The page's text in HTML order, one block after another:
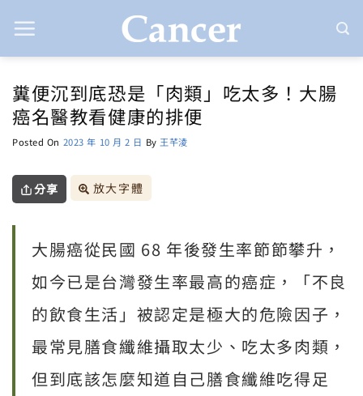
to
糞便沉到底恐是「肉類」吃太多！大腸
癌名醫教看健康的排便
Posted On 2023 年 10 月 2 日 By 王芊淩
分享 放大字體
大腸癌從民國 68 年後發生率節節攀升，
如今已是台灣發生率最高的癌症，「不良
的飲食生活」被認定是極大的危險因子，
最常見膳食纖維攝取太少、吃太多肉類，
但到底該怎麼知道自己膳食纖維吃得足